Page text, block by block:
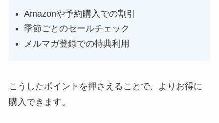
Amazonや予約購入での割引
季節ごとのセールチェック
メルマガ登録での特典利用
こうしたポイントを押さえることで、よりお得に
購入できます。